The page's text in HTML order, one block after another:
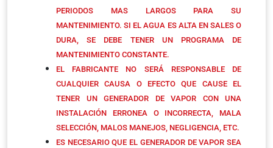
PERIODOS MAS LARGOS PARA SU
MANTENIMIENTO. SI EL AGUA ES ALTA EN SALES O
DURA, SE DEBE TENER UN PROGRAMA DE
MANTENIMIENTO CONSTANTE.
EL FABRICANTE NO SERÁ RESPONSABLE DE
CUALQUIER CAUSA O EFECTO QUE CAUSE EL
TENER UN GENERADOR DE VAPOR CON UNA
INSTALACIÓN ERRONEA O INCORRECTA, MALA
SELECCIÓN, MALOS MANEJOS, NEGLIGENCIA, ETC.
ES NECESARIO QUE EL GENERADOR DE VAPOR SEA